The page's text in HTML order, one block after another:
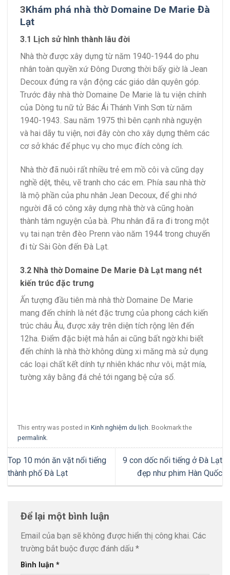
3Khám phá nhà thờ Domaine De Marie Đà
Lạt
3.1 Lịch sử hình thành lâu đời
Nhà thờ được xây dựng từ năm 1940-1944 do phu
nhân toàn quyền xứ Đông Dương thời bấy giờ là Jean
Decoux đứng ra vận động các giáo dân quyên góp.
Trước đây nhà thờ Domaine De Marie là tu viện chính
của Dòng tu nữ tử Bác Ái Thánh Vinh Sơn từ năm
1940-1943. Sau năm 1975 thì bên cạnh nhà nguyện
và hai dãy tu viện, nơi đây còn cho xây dựng thêm các
cơ sở khác để phục vụ cho mục đích công ích.
Nhà thờ đã nuôi rất nhiều trẻ em mồ côi và cũng dạy
nghề dệt, thêu, vẽ tranh cho các em. Phía sau nhà thờ
là mộ phần của phu nhân Jean Decoux, để ghi nhớ
người đã có công xây dựng nhà thờ và cũng hoàn
thành tâm nguyện của bà. Phu nhân đã ra đi trong một
vụ tai nạn trên đèo Prenn vào năm 1944 trong chuyến
đi từ Sài Gòn đến Đà Lạt.
3.2 Nhà thờ Domaine De Marie Đà Lạt mang nét
kiến trúc đặc trưng
Ấn tượng đầu tiên mà nhà thờ Domaine De Marie
mang đến chính là nét đặc trưng của phong cách kiến
trúc châu Âu, được xây trên diện tích rộng lên đến
12ha. Điểm đặc biệt mà hẳn ai cũng bất ngờ khi biết
đến chính là nhà thờ không dùng xi măng mà sử dụng
các loại chất kết dính tự nhiên khác như vôi, mật mía,
tường xây bằng đá chẻ tới ngang bệ cửa sổ.
This entry was posted inKinh nghiệm du lịch. Bookmark the
permalink.
Top 10 món ăn vặt nổi tiếng
thành phố Đà Lạt
9 con dốc nổi tiếng ở Đà Lạt
đẹp như phim Hàn Quốc
Để lại một bình luận
Email của bạn sẽ không được hiển thị công khai. Các
trường bắt buộc được đánh dấu *
Bình luận *